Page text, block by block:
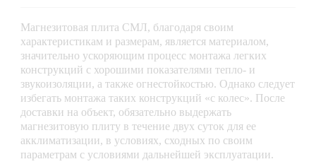
Магнезитовая плита СМЛ, благодаря своим
характеристикам и размерам, является материалом,
значительно ускоряющим процесс монтажа легких
конструкций с хорошими показателями тепло- и
звукоизоляции, а также огнестойкостью. Однако следует
избегать монтажа таких конструкций «с колес». После
доставки на объект, обязательно выдержать
магнезитовую плиту в течение двух суток для ее
акклиматизации, в условиях, сходных по своим
параметрам с условиями дальнейшей эксплуатации.